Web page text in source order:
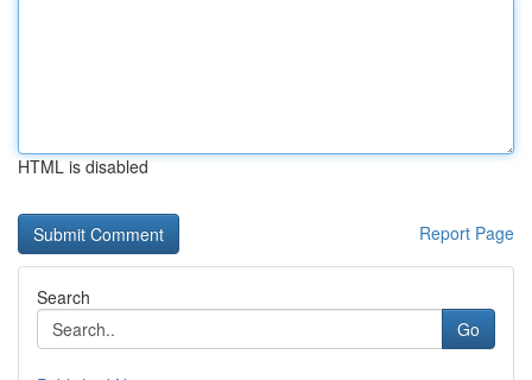
HTML is disabled
Report Page
Search
Go